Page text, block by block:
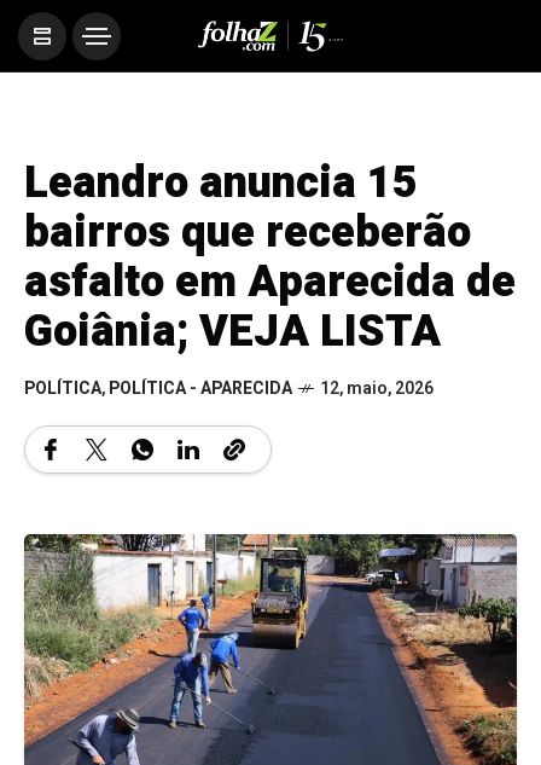
Leandro anuncia 15
bairros que receberão
asfalto em Aparecida de
Goiânia; VEJA LISTA
POLÍTICA,POLÍTICA - APARECIDA 12, maio, 2026